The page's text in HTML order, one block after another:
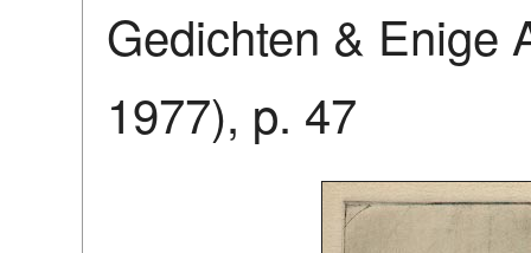
Gedichten & Enige
1977), p. 47